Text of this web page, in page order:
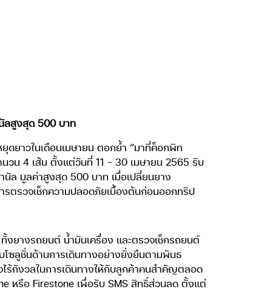
ลสูงสุด 500 บาท
ดยาวในเดือนเมษายน ตอกย้ำ “มาที่ค็อกพิท
วน 4 เส้น ตั้งแต่วันที่ 11 – 30 เมษายน 2565 รับ
ล มูลค่าสูงสุด 500 บาท เมื่อเปลี่ยนยาง
รตรวจเช็กความปลอดภัยเบื้องต้นก่อนออกทริป
ยางรถยนต์ น้ำมันเครื่อง และตรวจเช็กรถยนต์
ซลูชั่นด้านการเดินทางอย่างยั่งยืนตามพันธ
ร้กังวลในการเดินทางให้กับลูกค้าคนสำคัญตลอด
หรือ Firestone เพื่อรับ SMS สิทธิ์ส่วนลด ตั้งแต่